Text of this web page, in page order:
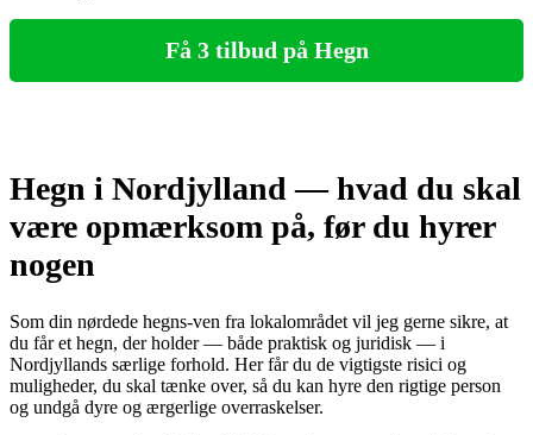
Få 3 tilbud på Hegn
Hegn i Nordjylland — hvad du skal
være opmærksom på, før du hyrer
nogen
Som din nørdede hegns‑ven fra lokalområdet vil jeg gerne sikre, at
du får et hegn, der holder — både praktisk og juridisk — i
Nordjyllands særlige forhold. Her får du de vigtigste risici og
muligheder, du skal tænke over, så du kan hyre den rigtige person
og undgå dyre og ærgerlige overraskelser.